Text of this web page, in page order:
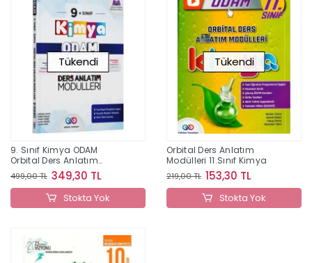
Tükendi
9. Sınıf Kimya ODAM
Orbital Ders Anlatım
Modülleri Orbital Yayınları
499,00 TL 349,30 TL
Stokta Yok
Tükendi
Orbital Ders Anlatım
Modülleri 11.Sınıf Kimya
219,00 TL 153,30 TL
Stokta Yok